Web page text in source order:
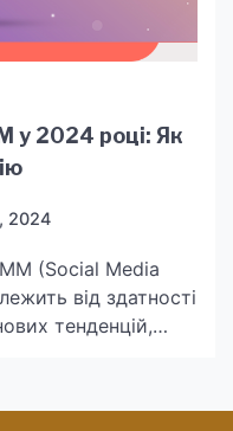
у 2024 році: Як
2024
(Social Media
від здатності
тенденцій,
SMM, які